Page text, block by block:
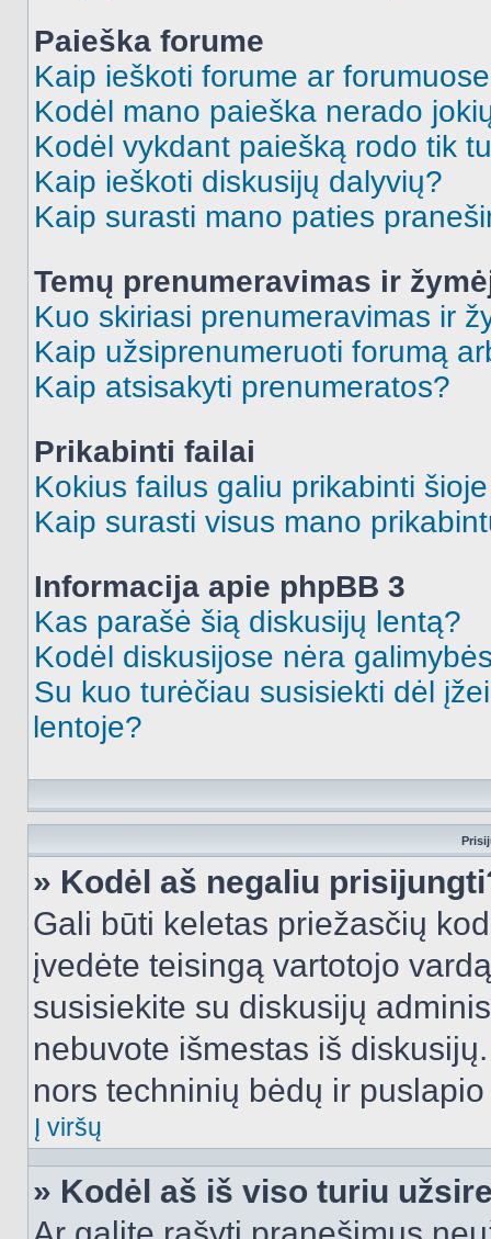
Paieška forume
Kaip ieškoti forume ar
Kodėl mano paieška nerado
Kodėl vykdant paiešką rodo tik
Kaip ieškoti diskusijų dalyvių?
Kaip surasti mano paties
Temų prenumeravimas ir
Kuo skiriasi prenumeravimas ir
Kaip užsiprenumeruoti forumą
Kaip atsisakyti prenumeratos?
Prikabinti failai
Kokius failus galiu prikabinti
Kaip surasti visus mano
Informacija apie phpBB 3
Kas parašė šią diskusijų lentą?
Kodėl diskusijose nėra
Su kuo turėčiau susisiekti dėl
lentoje?
» Kodėl aš negaliu
Gali būti keletas priežasčių
įvedėte teisingą vartotojo
susisiekite su diskusijų
nebuvote išmestas iš
nors techninių bėdų ir
Į viršų
» Kodėl aš iš viso turiu